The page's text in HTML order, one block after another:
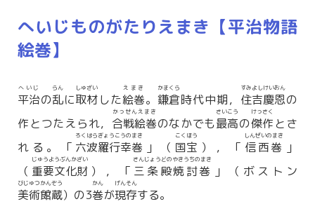
へいじものがたりえまき【平治物語
絵巻】
平治
へいじ
の乱
らん
に取材
しゅざい
した絵巻
えまき
。 鎌倉
かまくら
時代中期， 住吉慶恩
すみよしけいおん
の
作とつたえられ， 合戦絵巻
かっせんえまき
のなかでも最高
さいこう
の傑作
けっさく
とさ
れる。「 六波羅行幸巻
ろくはらぎょうこうのまき
」（ 国宝
こくほう
），「 信西巻
しんぜいのまき
」
（ 重要文化財
じゅうようぶんかざい
），「 三条殿焼討巻
さんじょうどのやきうちのまき
」（ボストン
美術館蔵
びじゅつかんぞう
）の3巻
かん
が現存
げんそん
する。